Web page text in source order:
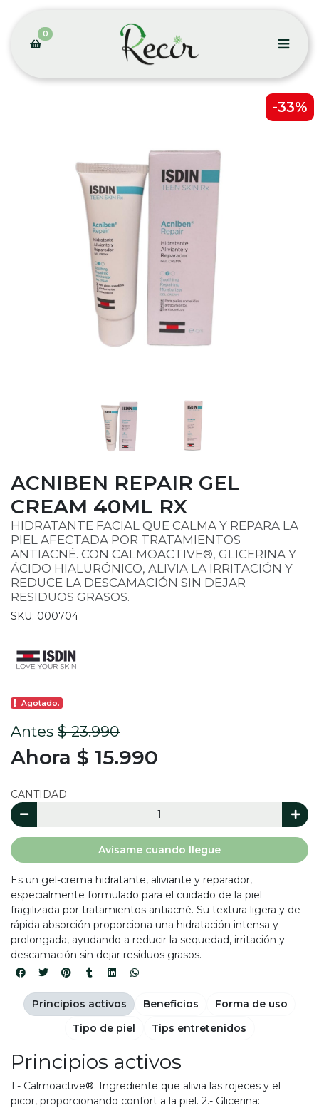
0
-33%
ACNIBEN REPAIR GEL
CREAM 40ML RX
HIDRATANTE FACIAL QUE CALMA Y REPARA LA
PIEL AFECTADA POR TRATAMIENTOS
ANTIACNÉ. CON CALMOACTIVE®, GLICERINA Y
ÁCIDO HIALURÓNICO, ALIVIA LA IRRITACIÓN Y
REDUCE LA DESCAMACIÓN SIN DEJAR
RESIDUOS GRASOS.
SKU: 000704
Agotado.
Antes $ 23.990
Ahora $ 15.990
CANTIDAD
Avísame cuando llegue
Es un gel-crema hidratante, aliviante y reparador,
especialmente formulado para el cuidado de la piel
fragilizada por tratamientos antiacné. Su textura ligera y de
rápida absorción proporciona una hidratación intensa y
prolongada, ayudando a reducir la sequedad, irritación y
descamación sin dejar residuos grasos.
Principios activos
1.- Calmoactive®: Ingrediente que alivia las rojeces y el
picor, proporcionando confort a la piel. 2.- Glicerina:
Principios activos Beneficios
Forma de uso
Tipo de piel
Tips entretenidos